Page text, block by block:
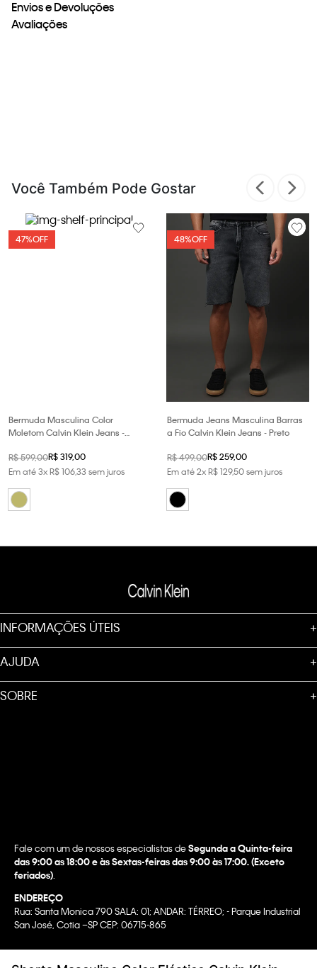
Envios e Devoluções
Avaliações
Você Também Pode Gostar
47%OFF
Bermuda Masculina Color
Moletom Calvin Klein Jeans -
R$599,00R$319,00
Em até3xR$10633 sem juros
48%OFF
Bermuda Jeans Masculina Barras
a Fio Calvin Klein Jeans - Preto
R$499,00R$259,00
Em até2xR$129,50sem juros
INFORMAÇÕES ÚTEIS +
AJUDA +
SOBRE +
Fale com um de nossos especialistas deSegunda a Quinta-feira
das 9:00 as 18:00 e às Sextas-feiras das 9:00 às 17:00. (Exceto
feriados)
ENDEREÇO
Rua: Santa Monica 790 SALA: 01; ANDAR: TÉRREO; - Parque Industrial
San José, Cotia –SP CEP: 06715-865